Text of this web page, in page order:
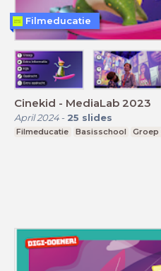
Cinekid - MediaLab 2023
April 2024- 25 slides
Filmeducatie Basisschool Groep
Filmeducatie